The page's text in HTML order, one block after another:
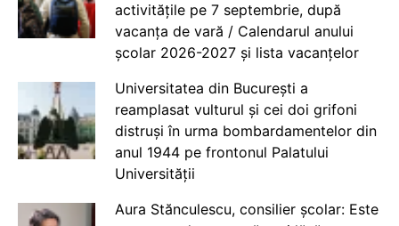
activitățile pe 7 septembrie, după
vacanța de vară / Calendarul anului
școlar 2026-2027 și lista vacanțelor
Universitatea din București a
reamplasat vulturul și cei doi grifoni
distruși în urma bombardamentelor din
anul 1944 pe frontonul Palatului
Universității
Aura Stănculescu, consilier școlar: Este